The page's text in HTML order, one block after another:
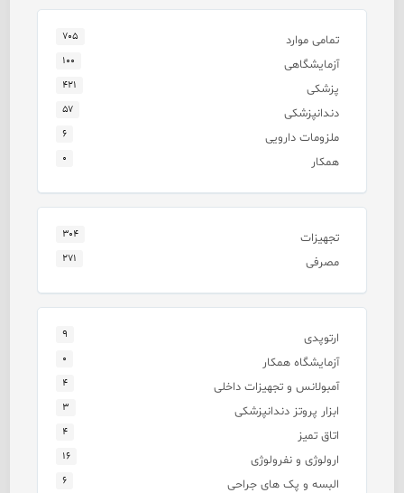
تمامی موارد ۷۰۵
آزمایشگاهی ۱۰۰
پزشکی ۴۲۱
دندانپزشکی ۵۷
ملزومات دارویی ۶
همکار ۰
تجهیزات ۳۰۴
مصرفی ۲۷۱
ارتوپدی ۹
آزمایشگاه همکار ۰
آمبولانس و تجهیزات داخلی ۴
ابزار پروتز دندانپزشکی ۳
اتاق تمیز ۴
ارولوژی و نفرولوژی ۱۶
البسه و پک های جراحی ۶